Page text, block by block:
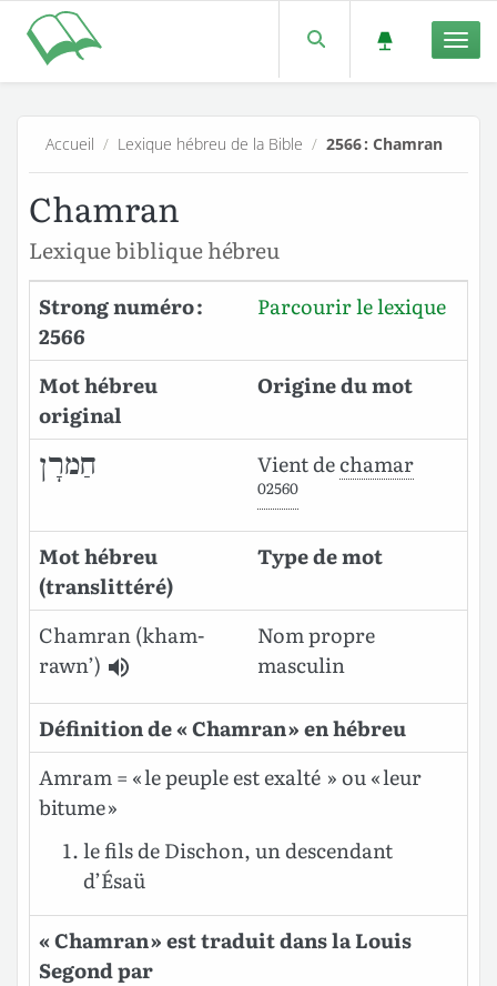
Accueil / Lexique hébreu de la Bible /2566 : Chamran
Chamran
Lexique biblique hébreu
Strong numéro :
2566
Parcourir le lexique
Mot hébreu
original
Origine du mot
חַמרָן Vient dechamar
02560
Mot hébreu
(translittéré)
Type de mot
Chamran(kham-
rawn’)
Nom propre
masculin
Définition de « Chamran » en hébreu
Amram = « le peuple est exalté » ou « leur
bitume »
le fils de Dischon, un descendant
d’Ésaü
« Chamran » est traduit dans la Louis
Segond par